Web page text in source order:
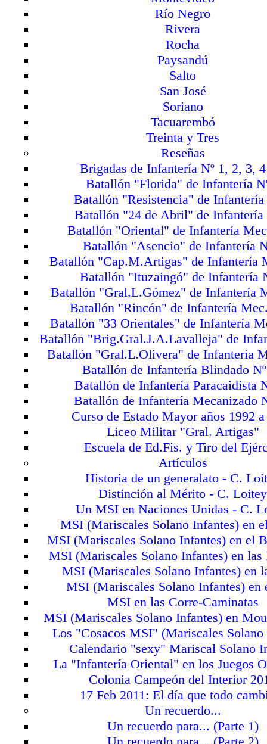
Río Negro
Rivera
Rocha
Paysandú
Salto
San José
Soriano
Tacuarembó
Treinta y Tres
Reseñas
Brigadas de Infantería Nº 1, 2, 3,
Batallón "Florida" de Infantería
Batallón "Resistencia" de Infantería
Batallón "24 de Abril" de Infantería
Batallón "Oriental" de Infantería
Batallón "Asencio" de Infantería
Batallón "Cap.M.Artigas" de Infantería
Batallón "Ituzaingó" de Infantería
Batallón "Gral.L.Gómez" de Infantería
Batallón "Rincón" de Infantería
Batallón "33 Orientales" de Infantería
Batallón "Brig.Gral.J.A.Lavalleja" de
Batallón "Gral.L.Olivera" de Infantería
Batallón de Infantería Blindado
Batallón de Infantería Paracaidista
Batallón de Infantería Mecanizado
Curso de Estado Mayor años 1992
Liceo Militar "Gral. Artigas"
Escuela de Ed.Fis. y Tiro del
Artículos
Historia de un generalato - C.
Distinción al Mérito - C. Loitey
Un MSI en Naciones Unidas - C.
MSI (Mariscales Solano Infantes) en
MSI (Mariscales Solano Infantes) en el
MSI (Mariscales Solano Infantes) en las
MSI (Mariscales Solano Infantes) en
MSI (Mariscales Solano Infantes) en
MSI en las Corre-Caminatas
MSI (Mariscales Solano Infantes) en
Los "Cosacos MSI" (Mariscales Solano
Calendario "sexy" Mariscal Solano
La "Infantería Oriental" en los Juegos
Colonia Campeón del Interior
17 Feb 2011: El día que todo
Un recuerdo...
Un recuerdo para... (Parte 1)